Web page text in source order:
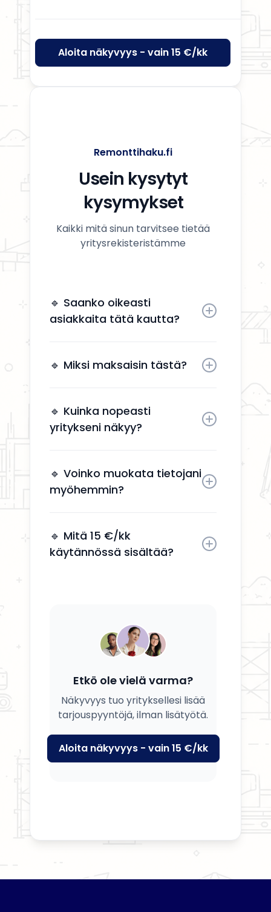
Aloita näkyvyys - vain 15 €/kk
Remonttihaku.fi
Usein kysytyt
kysymykset
Kaikki mitä sinun tarvitsee tietää
yritysrekisteristämme
🔹 Saanko oikeasti
asiakkaita tätä kautta?
jotka etsivät aktiivisesti
🔹 Miksi maksaisin tästä?
yhteydenottoja ilman, että sinun
tarvitsee käyttää aikaa
markkinointiin.
🔹 Kuinka nopeasti
yritykseni näkyy?
kuluessa aktivoinnin jälkeen.
🔹 Voinko muokata tietojani
myöhemmin?
ja kuvauksesi milloin tahansa.
🔹 Mitä 15 €/kk
käytännössä sisältää?
Etkö ole vielä varma?
Näkyvyys tuo yrityksellesi lisää
tarjouspyyntöjä, ilman lisätyötä.
Aloita näkyvyys - vain 15 €/kk